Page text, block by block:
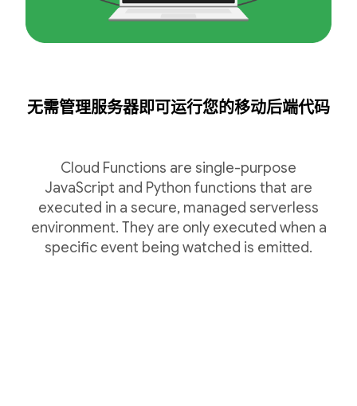
无需管理服务器即可运行您的移动后端代码
Cloud Functions are single-purpose
JavaScript and Python functions that are
executed in a secure, managed serverless
environment. They are only executed when a
specific event being watched is emitted.